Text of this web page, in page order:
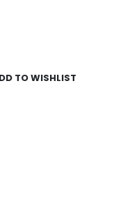
TO WISHLIST